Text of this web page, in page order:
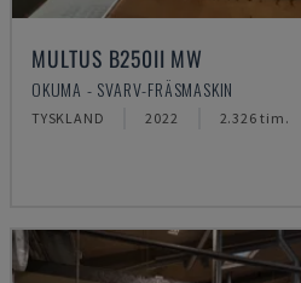
MULTUS B250II MW
OKUMA - SVARV-FRÄSMASKIN
TYSKLAND 2022 2.326 tim.